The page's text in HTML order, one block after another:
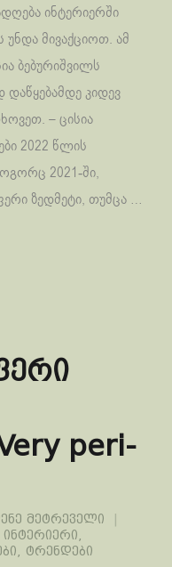
ინტერიერში
უნდა მივაქციოთ. ამ
ბებურიშვილს
კიდევ
– ცისია
2022 წლის
2021-ში,
ზედმეტი, თუმცა …
peri-
მეტრეველი
ინტერიერი
ტრენდები